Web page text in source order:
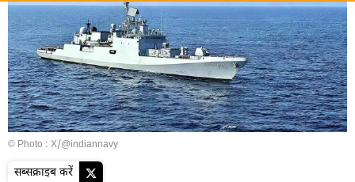
© Photo : X/@indiannavy
सब्सक्राइब करें